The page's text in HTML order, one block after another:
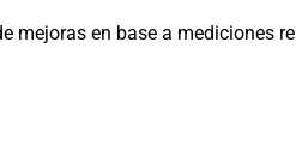
mejoras en base a mediciones